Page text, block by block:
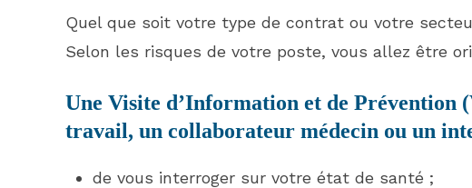
Quel que soit votre type de contrat ou votre
Selon les risques de votre poste, vous allez être
Une Visite d’Information et de
travail, un collaborateur médecin ou un
de vous interroger sur votre état de santé ;